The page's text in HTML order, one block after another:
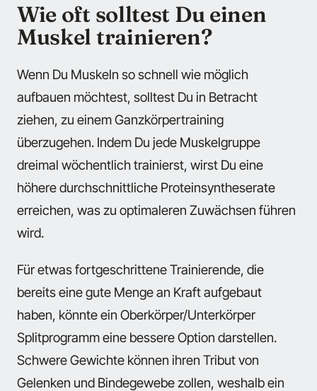
Wie oft solltest Du einen
Muskel trainieren?
Wenn Du Muskeln so schnell wie möglich
aufbauen möchtest, solltest Du in Betracht
ziehen, zu einem Ganzkörpertraining
überzugehen. Indem Du jede Muskelgruppe
dreimal wöchentlich trainierst, wirst Du eine
höhere durchschnittliche Proteinsyntheserate
erreichen, was zu optimaleren Zuwächsen führen
wird.
Für etwas fortgeschrittene Trainierende, die
bereits eine gute Menge an Kraft aufgebaut
haben, könnte ein Oberkörper/Unterkörper
Splitprogramm eine bessere Option darstellen.
Schwere Gewichte können ihren Tribut von
Gelenken und Bindegewebe zollen, weshalb ein